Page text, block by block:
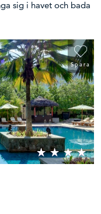
sig i havet och bada
Spara